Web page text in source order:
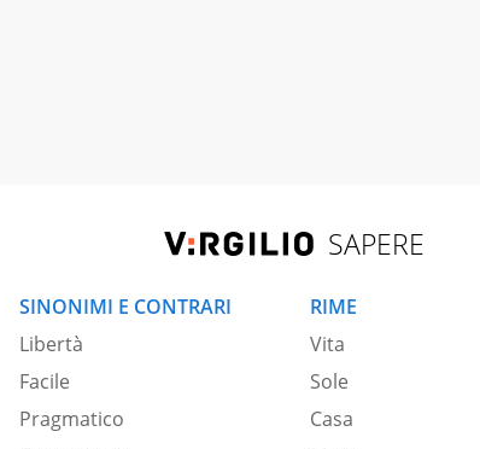
SAPERE
SINONIMI E CONTRARI
Libertà
Facile
Pragmatico
RIME
Vita
Sole
Casa